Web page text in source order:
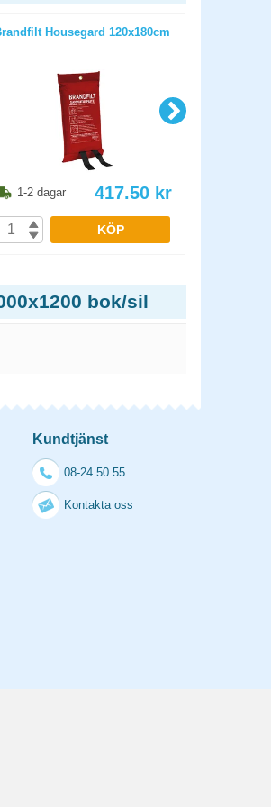
Housegard 120x180cm
1-2 dagar 417.50 kr
KÖP
bok/sil
Kundtjänst
08-24 50 55
Kontakta oss